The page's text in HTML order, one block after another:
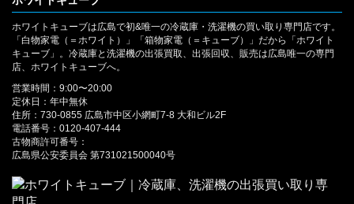
ホワイトキューブは広島で初&唯一の冷蔵庫・洗濯機の買い取り専門店です。
「白物家電（＝ホワイト）」「箱物家電（＝キューブ）」だから「ホワイト
キューブ」。冷蔵庫と洗濯機の出張買取、出張回収、販売は広島唯一の専門
店、ホワイトキューブへ。
営業時間：9:00〜20:00
定休日：年中無休
住所：730-0855 広島市中区小網町7-8 大和ビル2F
電話番号：0120-407-444
古物商許可番号：
広島県公安委員会 第731021500040号